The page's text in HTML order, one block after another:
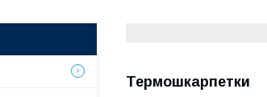
Термошкарпетки